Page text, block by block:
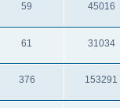
59 45016
61 31034
376 153291